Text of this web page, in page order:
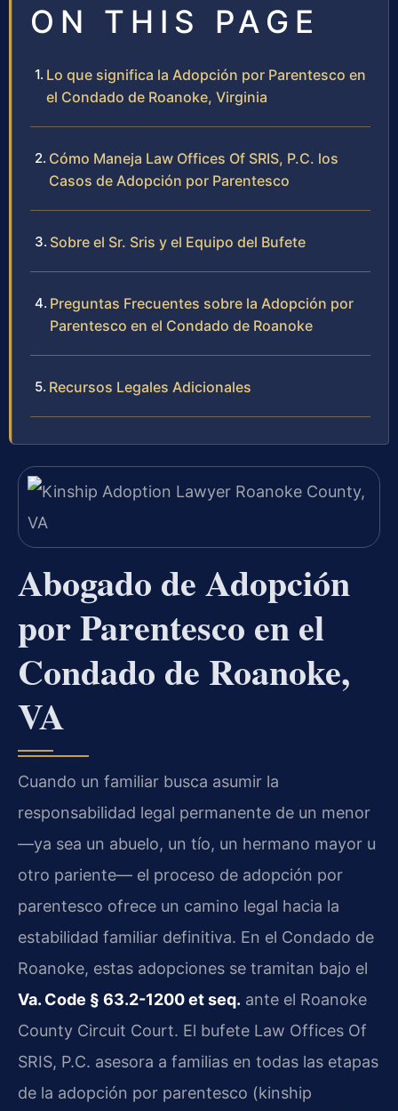
ON THIS PAGE
Lo que significa la Adopción por Parentesco en
el Condado de Roanoke, Virginia
Cómo Maneja Law Offices Of SRIS, P.C. los
Casos de Adopción por Parentesco
Sobre el Sr. Sris y el Equipo del Bufete
Preguntas Frecuentes sobre la Adopción por
Parentesco en el Condado de Roanoke
Recursos Legales Adicionales
Abogado de Adopción
por Parentesco en el
Condado de Roanoke,
VA
Cuando un familiar busca asumir la
responsabilidad legal permanente de un menor
—ya sea un abuelo, un tío, un hermano mayor u
otro pariente— el proceso de adopción por
parentesco ofrece un camino legal hacia la
estabilidad familiar definitiva. En el Condado de
Roanoke, estas adopciones se tramitan bajo el
Va. Code § 63.2-1200 et seq. ante el Roanoke
County Circuit Court. El bufete Law Offices Of
SRIS, P.C. asesora a familias en todas las etapas
de la adopción por parentesco (kinship